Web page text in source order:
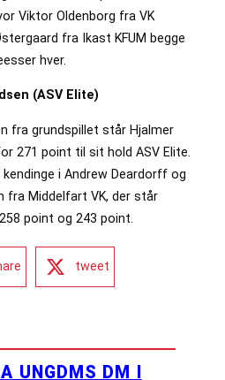
Viktor Oldenborg fra VK
fra Ikast KFUM begge
hver.
(ASV Elite)
fra grundspillet står Hjalmer
271 point til sit hold ASV Elite.
i Andrew Deardorff og
fra Middelfart VK, der står
point og 243 point.
tweet
UNGDMS DM I